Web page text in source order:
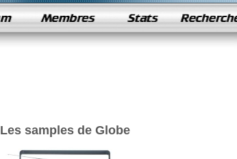
Les samples de Globe